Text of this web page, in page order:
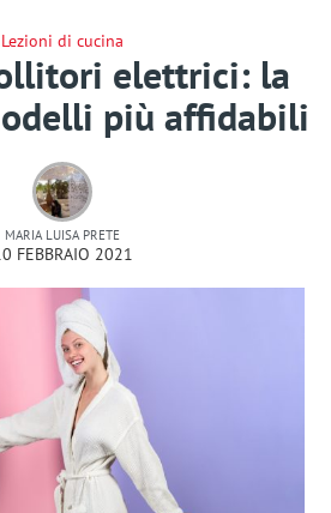
Lezioni di cucina
elettrici: la
più affidabili
MARIA LUISA PRETE
FEBBRAIO 2021